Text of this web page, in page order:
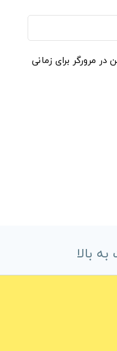
در مرورگر برای زمانی
بالا